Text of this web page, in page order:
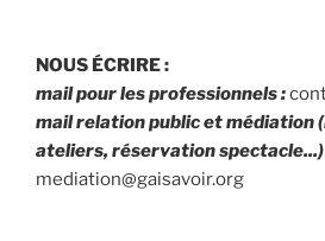
NOUS ÉCRIRE :
mail pour les professionnels :
mail relation public et médiation
ateliers, réservation spectacle...)
mediation@gaisavoir.org